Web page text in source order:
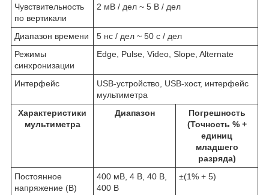
Чувствительность
по вертикали
2 мВ / дел ~ 5 В / дел
Диапазон времени
5 нс / дел ~ 50 с / дел
Режимы
синхронизации
Edge, Pulse, Video, Slope, Alternate
Интерфейс
USB-устройство, USB-хост, интерфейс
мультиметра
Характеристики
мультиметра
Диапазон
Погрешность
(Точность % +
единиц
младшего
разряда)
Постоянное
напряжение (В)
400 мВ, 4 В, 40 В,
400 В
±(1% + 5)